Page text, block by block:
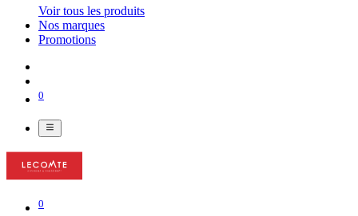
Voir tous les produits
Nos marques
Promotions
0
0